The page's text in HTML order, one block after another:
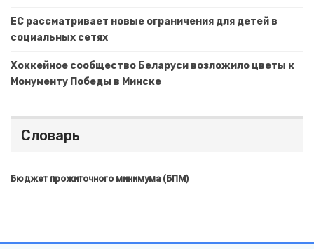
ЕС рассматривает новые ограничения для детей в
социальных сетях
Хоккейное сообщество Беларуси возложило цветы к
Монументу Победы в Минске
Словарь
Бюджет прожиточного минимума (БПМ)